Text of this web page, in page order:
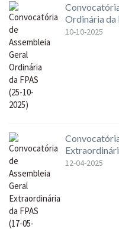
Ordinária da
10-10-2025
12-04-2025